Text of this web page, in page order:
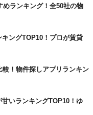
めランキング！全50社の物
ングTOP10！プロが賃貸
！物件探しアプリランキン
いランキングTOP10！ゆ